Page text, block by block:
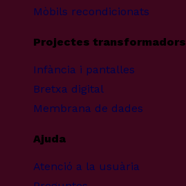
Mòbils recondicionats
Projectes transformadors
Infància i pantalles
Bretxa digital
Membrana de dades
Ajuda
Atenció a la usuària